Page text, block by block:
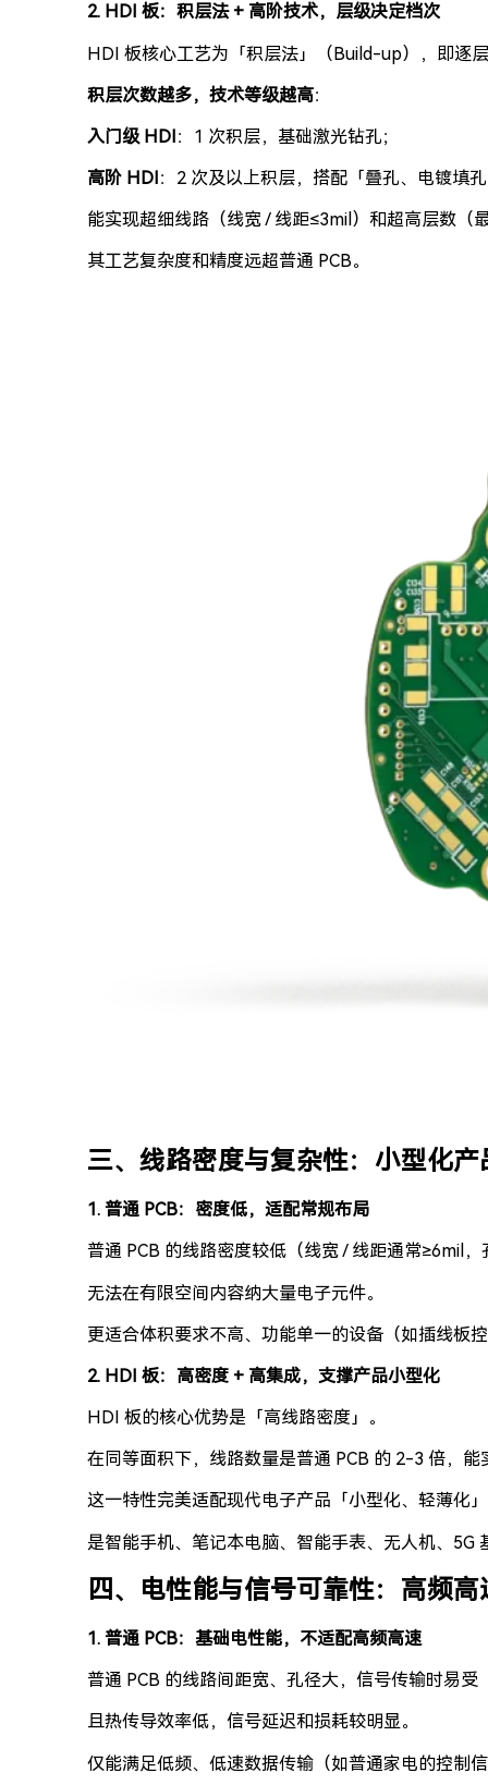
2. HDI 板：积层法 + 高阶技术，层级决定档次
HDI 板核心工艺为「积层法」（Build-up），即逐
积层次数越多，技术等级越高：
入门级 HDI：1 次积层，基础激光钻孔；
高阶 HDI：2 次及以上积层，搭配「叠孔、电镀填
能实现超细线路（线宽 / 线距≤3mil）和超高层数（
其工艺复杂度和精度远超普通 PCB。
三、线路密度与复杂性：小型化
1. 普通 PCB：密度低，适配常规布局
普通 PCB 的线路密度较低（线宽 / 线距通常≥6mil
无法在有限空间内容纳大量电子元件。
更适合体积要求不高、功能单一的设备（如插线板
2. HDI 板：高密度 + 高集成，支撑产品小型化
HDI 板的核心优势是「高线路密度」。
在同等面积下，线路数量是普通 PCB 的 2-3 倍，
这一特性完美适配现代电子产品「小型化、轻薄化
是智能手机、笔记本电脑、智能手表、无人机、5G
四、电性能与信号可靠性：高频
1. 普通 PCB：基础电性能，不适配高频高速
普通 PCB 的线路间距宽、孔径大，信号传输时易
且热传导效率低，信号延迟和损耗较明显。
仅能满足低频、低速数据传输（如普通家电的控制